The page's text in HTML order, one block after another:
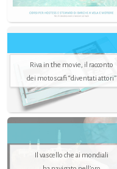
Riva in the movie, il racconto
dei motoscafi “diventati attori”
Il vascello che ai mondiali